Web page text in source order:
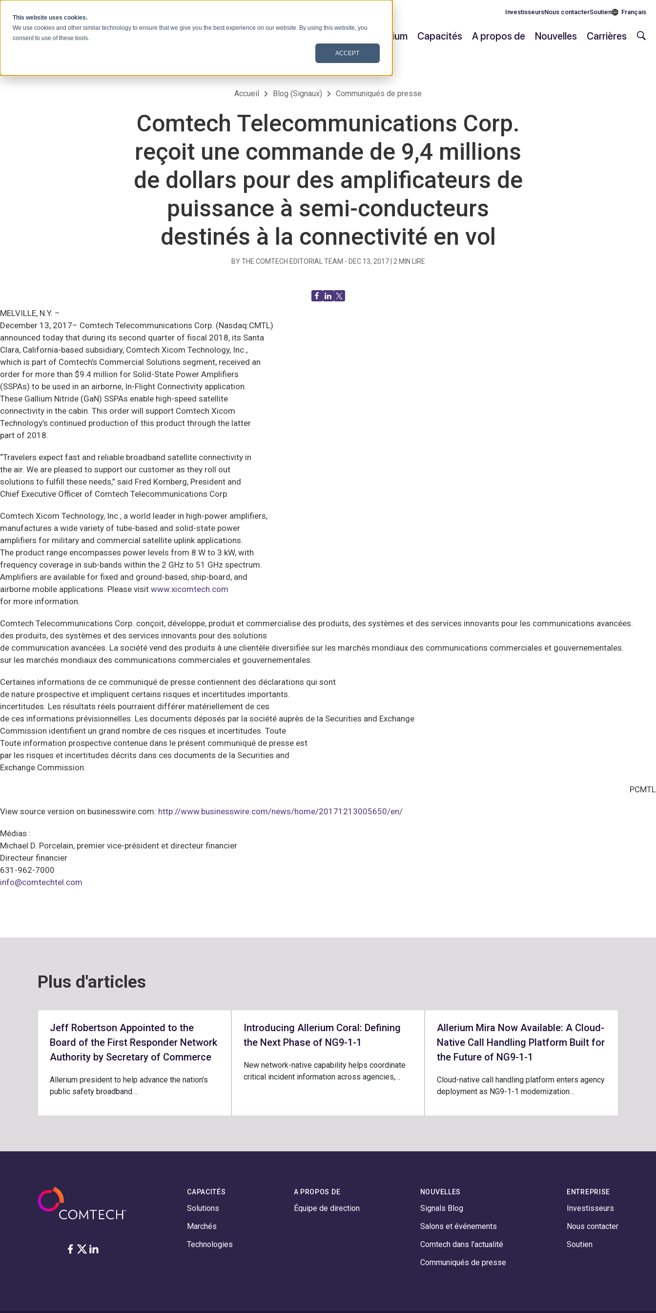
This website uses cookies.
We use cookies and other similar technology to ensure that we give you the best experience on our website. By using this website, you
consent to use of these tools.
ACCEPT
InvestisseursNous contacterSoutien Français
Allerium Capacités A propos de Nouvelles Carrières
Accueil Blog (Signaux) Communiqués de presse
Comtech Telecommunications Corp.
reçoit une commande de 9,4 millions
de dollars pour des amplificateurs de
puissance à semi-conducteurs
destinés à la connectivité en vol
BY THE COMTECH EDITORIAL TEAM - DEC 13, 2017| 2 MIN LIRE
MELVILLE, N.Y. –
December 13, 2017– Comtech Telecommunications Corp. (Nasdaq:CMTL)
announced today that during its second quarter of fiscal 2018, its Santa
Clara, California-based subsidiary, Comtech Xicom Technology, Inc.,
which is part of Comtech’s Commercial Solutions segment, received an
order for more than $9.4 million for Solid-State Power Amplifiers
(SSPAs) to be used in an airborne, In-Flight Connectivity application.
These Gallium Nitride (GaN) SSPAs enable high-speed satellite
connectivity in the cabin. This order will support Comtech Xicom
Technology’s continued production of this product through the latter
part of 2018.
“Travelers expect fast and reliable broadband satellite connectivity in
the air. We are pleased to support our customer as they roll out
solutions to fulfill these needs,” said Fred Kornberg, President and
Chief Executive Officer of Comtech Telecommunications Corp.
Comtech Xicom Technology, Inc., a world leader in high-power amplifiers,
manufactures a wide variety of tube-based and solid-state power
amplifiers for military and commercial satellite uplink applications.
The product range encompasses power levels from 8 W to 3 kW, with
frequency coverage in sub-bands within the 2 GHz to 51 GHz spectrum.
Amplifiers are available for fixed and ground-based, ship-board, and
airborne mobile applications. Please visit www.xicomtech.com
for more information.
Comtech Telecommunications Corp. conçoit, développe, produit et commercialise des produits, des systèmes et des services innovants pour les communications avancées.
des produits, des systèmes et des services innovants pour des solutions
de communication avancées. La société vend des produits à une clientèle diversifiée sur les marchés mondiaux des communications commerciales et gouvernementales.
sur les marchés mondiaux des communications commerciales et gouvernementales.
Certaines informations de ce communiqué de presse contiennent des déclarations qui sont
de nature prospective et impliquent certains risques et incertitudes importants.
incertitudes. Les résultats réels pourraient différer matériellement de ces
de ces informations prévisionnelles. Les documents déposés par la société auprès de la Securities and Exchange
Commission identifient un grand nombre de ces risques et incertitudes. Toute
Toute information prospective contenue dans le présent communiqué de presse est
par les risques et incertitudes décrits dans ces documents de la Securities and
Exchange Commission.
PCMTL
View source version on businesswire.com: http://www.businesswire.com/news/home/20171213005650/en/
Médias :
Michael D. Porcelain, premier vice-président et directeur financier
Directeur financier
631-962-7000
info@comtechtel.com
Plus d'articles
Jeff Robertson Appointed to the
Board of the First Responder Network
Authority by Secretary of Commerce
Allerium president to help advance the nation’s
public safety broadband…
Introducing Allerium Coral: Defining
the Next Phase of NG9-1-1
New network-native capability helps coordinate
critical incident information across agencies,…
Allerium Mira Now Available: A Cloud-
Native Call Handling Platform Built for
the Future of NG9-1-1
Cloud-native call handling platform enters agency
deployment as NG9-1-1 modernization…
Facebook
Twitter
LinkedIn
CAPACITÉS
Solutions
Marchés
Technologies
A PROPOS DE
Équipe de direction
NOUVELLES
Signals Blog
Salons et événements
Comtech dans l'actualité
Communiqués de presse
ENTREPRISE
Investisseurs
Nous contacter
Soutien